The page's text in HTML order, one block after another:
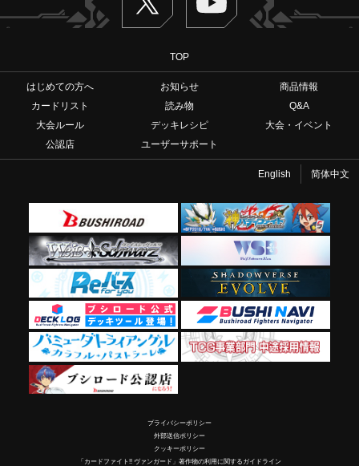
TOP
はじめての方へ お知らせ
商品情報
カードリスト
読み物
Q&A
大会ルール
デッキレシピ
大会・イベント
公認店
ユーザーサポート
English 简体中文
プライバシーポリシー
外部送信ポリシー
クッキーポリシー
「カードファイト!! ヴァンガード」著作物の利用に関するガイドライン